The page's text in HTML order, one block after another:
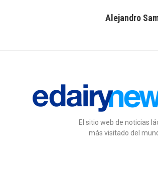
Alejandro
El sitio web de noticias
más visitado del